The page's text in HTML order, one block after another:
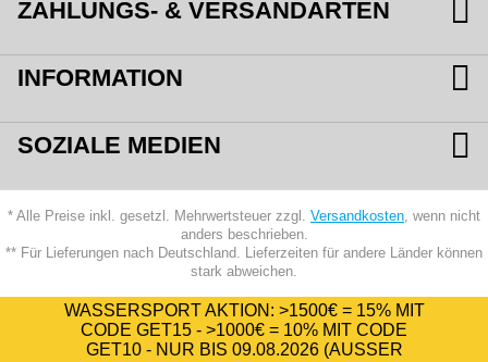
ZAHLUNGS- & VERSANDARTEN
INFORMATION
SOZIALE MEDIEN
* Alle Preise inkl. gesetzl. Mehrwertsteuer zzgl. Versandkosten, wenn nicht
anders beschrieben.
** Für Lieferungen nach Deutschland. Lieferzeiten für andere Länder können
stark abweichen.
WASSERSPORT AKTION: >1500€ = 15%MIT
CODE GET15 - >1000€ = 10% MIT CODE
GET10- NUR BIS 09.08.2026 (AUSSER A